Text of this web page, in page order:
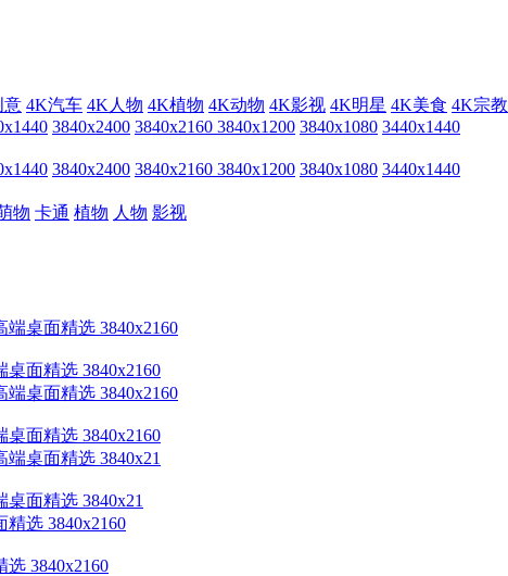
意 4K汽车 4K人物 4K植物 4K动物 4K影视 4K明星 4K美食 4K宗教
3840x2400 3840x2160 3840x1200 3840x1080 3440x1440
3840x2400 3840x2160 3840x1200 3840x1080 3440x1440
物 卡通 植物 人物 影视
面精选 3840x2160
面精选 3840x2160
面精选 3840x21
3840x2160